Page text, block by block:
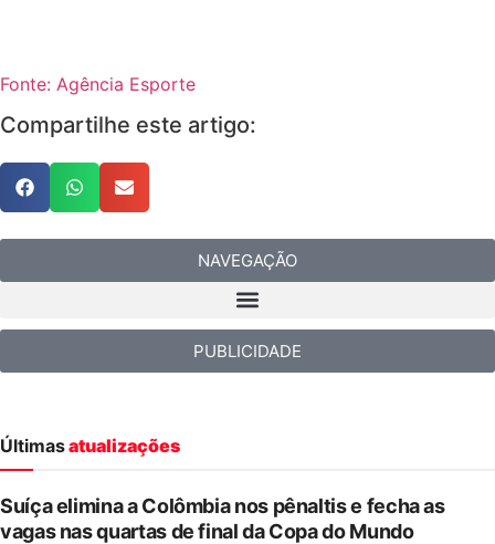
Fonte: Agência Esporte
Compartilhe este artigo:
NAVEGAÇÃO
PUBLICIDADE
Últimasatualizações
Suíça elimina a Colômbia nos pênaltis e fecha as
vagas nas quartas de final da Copa do Mundo